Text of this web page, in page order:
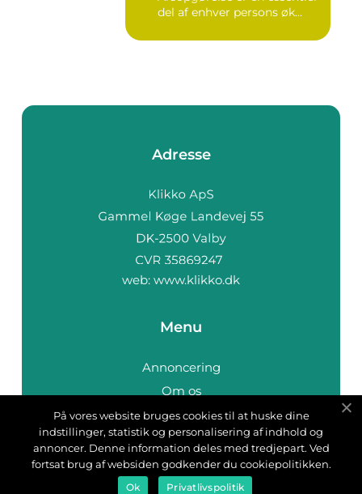
del af enhver persons øk...
Adresse
web: www.klikko.dk
Menu
Annoncering
Om os
Cookies
Kontakt os
Sitemap
På vores website bruges cookies til at huske dine
indstillinger, statistik og personalisering af indhold og
annoncer. Denne information deles med tredjepart. Ved
fortsat brug af websiden godkender du cookiepolitikken.
Ok Privatlivspolitik